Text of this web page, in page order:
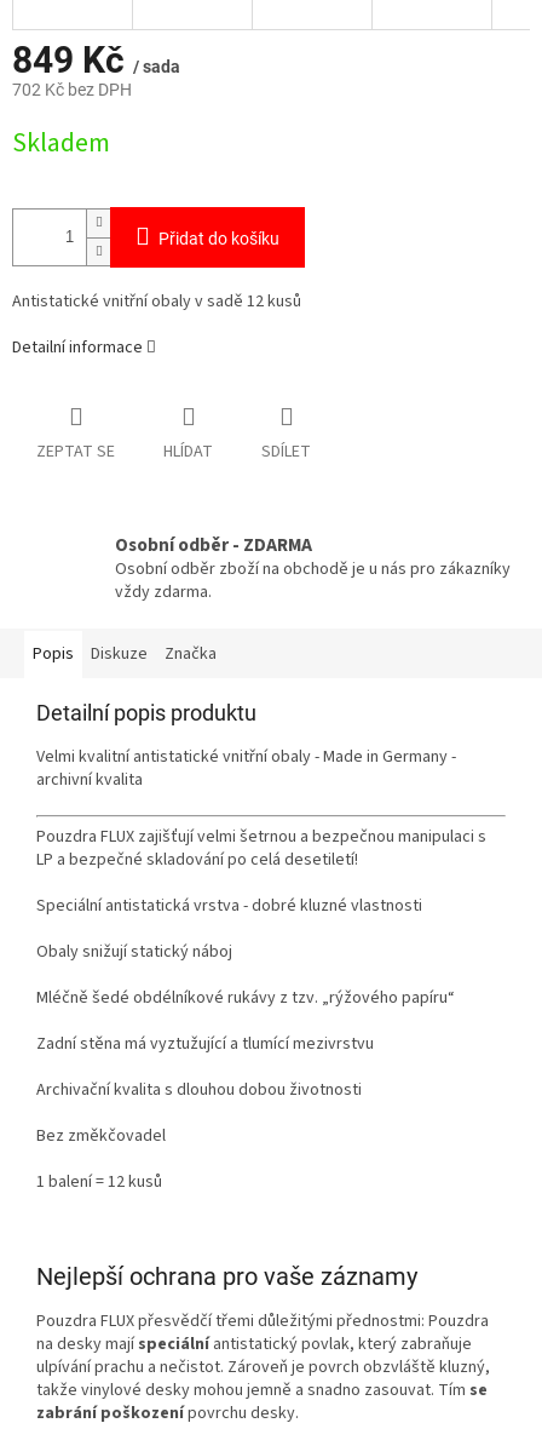
849 Kč / sada
702 Kč bez DPH
cena:
Skladem
Přidat do košíku
Antistatické vnitřní obaly v sadě 12 kusů
Detailní informace
ZEPTAT SE HLÍDAT SDÍLET
Osobní odběr - ZDARMA
Osobní odběr zboží na obchodě je u nás pro zákazníky
vždy zdarma.
Popis Diskuze Značka
Detailní popis produktu
Velmi kvalitní antistatické vnitřní obaly - Made in Germany -
archivní kvalita
Pouzdra FLUX zajišťují velmi šetrnou a bezpečnou manipulaci s
LP a bezpečné skladování po celá desetiletí!
Speciální antistatická vrstva - dobré kluzné vlastnosti
Obaly snižují statický náboj
Mléčně šedé obdélníkové rukávy z tzv. „rýžového papíru“
Zadní stěna má vyztužující a tlumící mezivrstvu
Archivační kvalita s dlouhou dobou životnosti
Bez změkčovadel
1 balení = 12 kusů
Nejlepší ochrana pro vaše záznamy
Pouzdra FLUX přesvědčí třemi důležitými přednostmi: Pouzdra
na desky majíspeciálníantistatický povlak, který zabraňuje
ulpívání prachu a nečistot. Zároveň je povrch obzvláště kluzný,
takže vinylové desky mohou jemně a snadno zasouvat. Tím se
zabrání poškozenípovrchu desky.